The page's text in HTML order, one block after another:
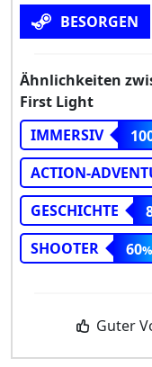
BESORGEN
Ähnlichkeiten
First Light
IMMERSIV
ACTION-
GESCHICHTE
SHOOTER
60
Guter